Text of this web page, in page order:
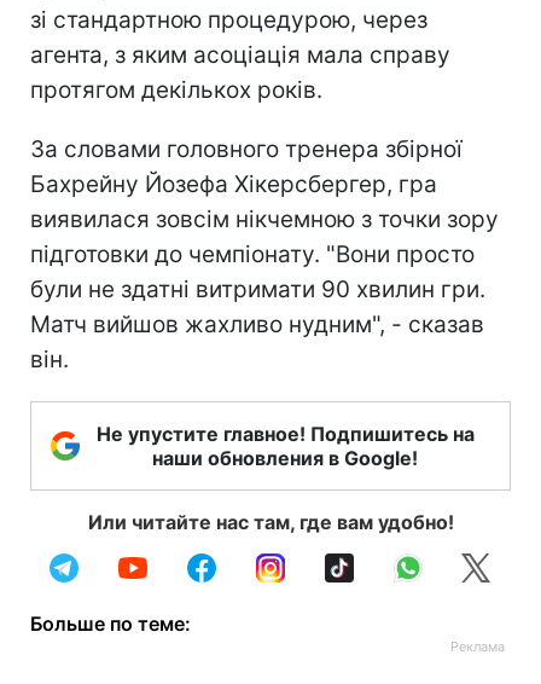
зі стандартною процедурою, через
агента, з яким асоціація мала справу
протягом декількох років.
За словами головного тренера збірної
Бахрейну Йозефа Хікерсбергер, гра
виявилася зовсім нікчемною з точки зору
підготовки до чемпіонату. "Вони просто
були не здатні витримати 90 хвилин гри.
Матч вийшов жахливо нудним", - сказав
він.
Не упустите главное! Подпишитесь на
наши обновления в Google!
Или читайте нас там, где вам удобно!
Больше по теме: